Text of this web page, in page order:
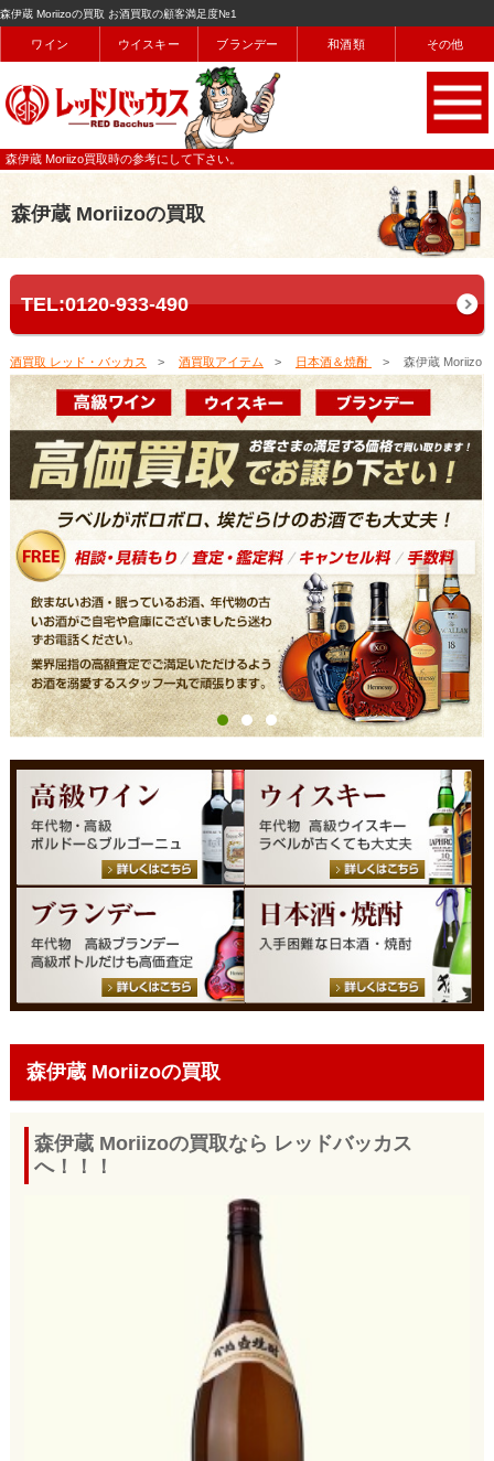
森伊蔵 Moriizoの買取 お酒買取の顧客満足度№1
ワイン ウイスキー ブランデー 和酒類 その他
森伊蔵 Moriizo買取時の参考にして下さい。
森伊蔵 Moriizoの買取
TEL:0120-933-490
酒買取 レッド・バッカス 酒買取アイテム 日本酒＆焼酎 森伊蔵 Moriizo
森伊蔵 Moriizoの買取
森伊蔵 Moriizoの買取なら レッドバッカス
へ！！！